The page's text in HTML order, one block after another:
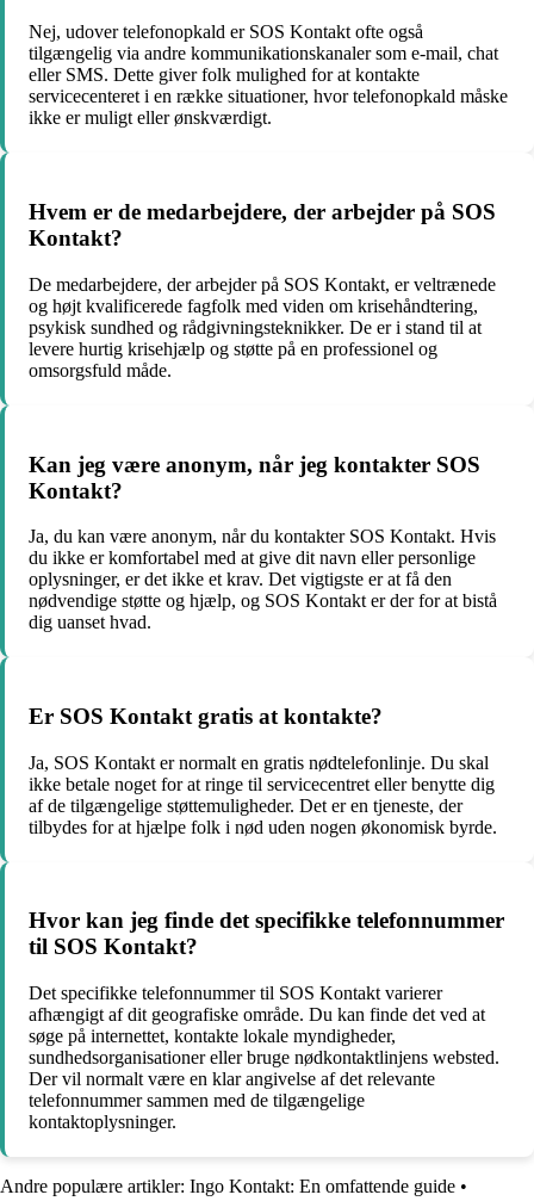
Nej, udover telefonopkald er SOS Kontakt ofte også
tilgængelig via andre kommunikationskanaler som e-mail, chat
eller SMS. Dette giver folk mulighed for at kontakte
servicecenteret i en række situationer, hvor telefonopkald måske
ikke er muligt eller ønskværdigt.
Hvem er de medarbejdere, der arbejder på SOS
Kontakt?
De medarbejdere, der arbejder på SOS Kontakt, er veltrænede
og højt kvalificerede fagfolk med viden om krisehåndtering,
psykisk sundhed og rådgivningsteknikker. De er i stand til at
levere hurtig krisehjælp og støtte på en professionel og
omsorgsfuld måde.
Kan jeg være anonym, når jeg kontakter SOS
Kontakt?
Ja, du kan være anonym, når du kontakter SOS Kontakt. Hvis
du ikke er komfortabel med at give dit navn eller personlige
oplysninger, er det ikke et krav. Det vigtigste er at få den
nødvendige støtte og hjælp, og SOS Kontakt er der for at bistå
dig uanset hvad.
Er SOS Kontakt gratis at kontakte?
Ja, SOS Kontakt er normalt en gratis nødtelefonlinje. Du skal
ikke betale noget for at ringe til servicecentret eller benytte dig
af de tilgængelige støttemuligheder. Det er en tjeneste, der
tilbydes for at hjælpe folk i nød uden nogen økonomisk byrde.
Hvor kan jeg finde det specifikke telefonnummer
til SOS Kontakt?
Det specifikke telefonnummer til SOS Kontakt varierer
afhængigt af dit geografiske område. Du kan finde det ved at
søge på internettet, kontakte lokale myndigheder,
sundhedsorganisationer eller bruge nødkontaktlinjens websted.
Der vil normalt være en klar angivelse af det relevante
telefonnummer sammen med de tilgængelige
kontaktoplysninger.
Andre populære artikler: Ingo Kontakt: En omfattende guide •